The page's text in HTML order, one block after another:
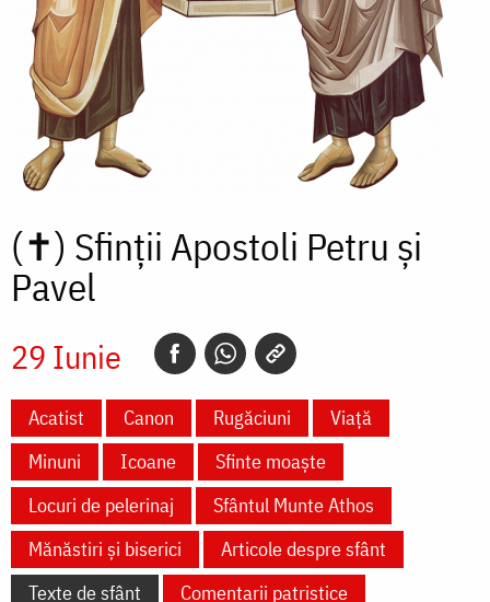
(✝) Sfinții Apostoli Petru și
Pavel
29 Iunie
Acatist Canon Rugăciuni
Viață
Minuni
Icoane
Sfinte moaște
Locuri de pelerinaj
Sfântul Munte Athos
Mănăstiri și biserici
Articole despre sfânt
Texte de sfânt
Comentarii patristice